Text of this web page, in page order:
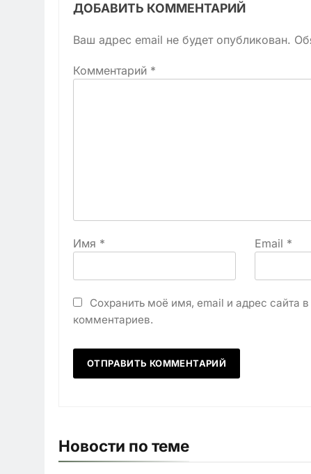
ДОБАВИТЬ КОММЕНТАРИЙ
Ваш адрес email не будет опубликован.
Комментарий *
Имя * Email *
Сохранить моё имя, email и адрес сайта
комментариев.
Новости по теме